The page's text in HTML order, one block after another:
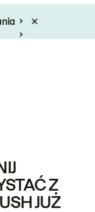
Z
JUŻ